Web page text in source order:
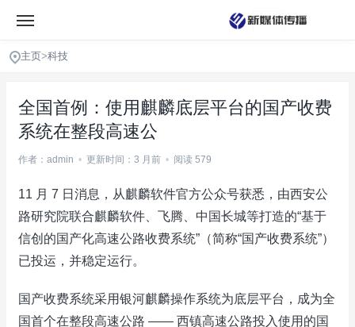
主页>科技
全国首例：使用麒麟底层平台的国产收费
系统在整段高速公
作者：admin • 更新时间：3 月前 • 阅读 579
11 月 7 日消息，从麒麟软件官方公众号获悉，由西安公
路研究院联合麒麟软件、飞腾、中国长城等打造的“基于
信创的国产化高速公路收费系统”（简称“国产收费系统”）
已投运，并稳定运行。
国产收费系统采用银河麒麟操作系统为底层平台，成为全
国首个在整段高速公路 —— 西镇高速公路投入使用的国